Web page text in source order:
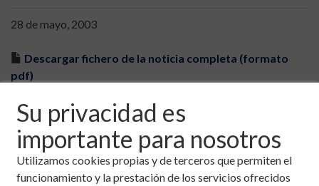
Su privacidad es
importante para nosotros
Utilizamos cookies propias y de terceros que permiten el
funcionamiento y la prestación de los servicios ofrecidos
28 de mayo, 2003
Descargar fichero de la noticia completa (formato
pdf)